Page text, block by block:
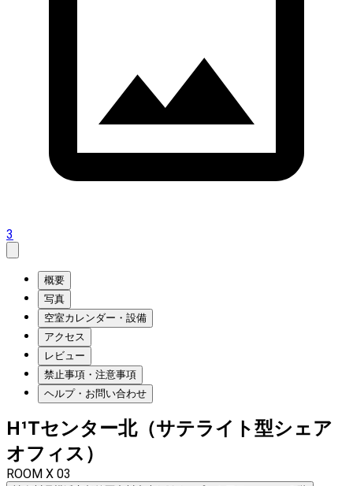
3
概要
写真
空室カレンダー・設備
アクセス
レビュー
禁止事項・注意事項
ヘルプ・お問い合わせ
H¹Tセンター北（サテライト型シェア
オフィス）
ROOM X 03